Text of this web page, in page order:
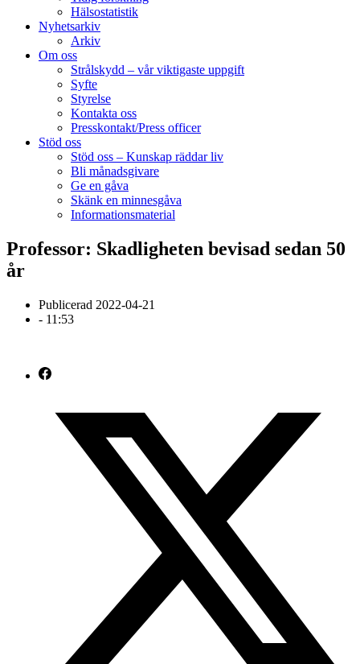
Hälsostatistik
Nyhetsarkiv
Arkiv
Om oss
Strålskydd – vår viktigaste uppgift
Syfte
Styrelse
Kontakta oss
Presskontakt/Press officer
Stöd oss
Stöd oss – Kunskap räddar liv
Bli månadsgivare
Ge en gåva
Skänk en minnesgåva
Informationsmaterial
Professor: Skadligheten bevisad sedan 50
år
Publicerad 2022-04-21
- 11:53